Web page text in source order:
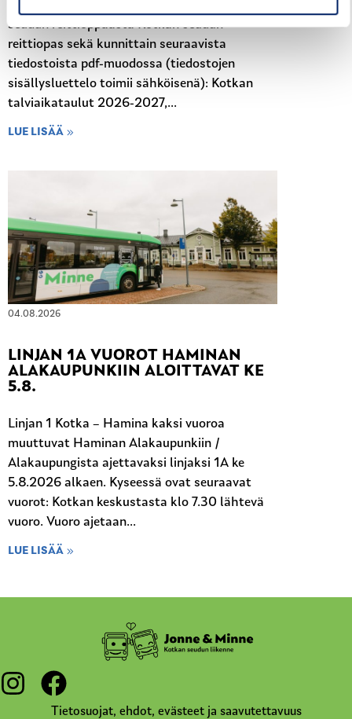
seudun reittioppaasta Kotkan seudun
reittiopas sekä kunnittain seuraavista
tiedostoista pdf-muodossa (tiedostojen
sisällysluettelo toimii sähköisenä): Kotkan
talviaikataulut 2026-2027,...
LUE LISÄÄ
04.08.2026
LINJAN 1A VUOROT HAMINAN
ALAKAUPUNKIIN ALOITTAVAT KE
5.8.
Linjan 1 Kotka – Hamina kaksi vuoroa
muuttuvat Haminan Alakaupunkiin /
Alakaupungista ajettavaksi linjaksi 1A ke
5.8.2026 alkaen. Kyseessä ovat seuraavat
vuorot: Kotkan keskustasta klo 7.30 lähtevä
vuoro. Vuoro ajetaan...
LUE LISÄÄ
Tietosuojat, ehdot, evästeet ja saavutettavuus